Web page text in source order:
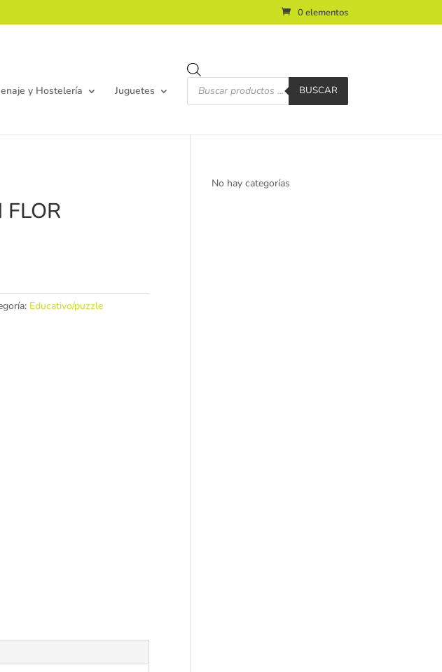
0 elementos
y Hostelería Juguetes
Búsqueda
productos
BUSCAR
FLOR
Educativo/puzzle
No hay categorías